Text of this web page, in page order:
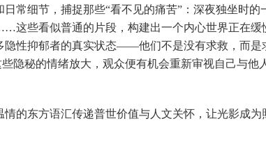
细节，捕捉那些“看不见的痛苦”：深夜独坐时的
这些看似普通的片段，构建出一个内心世界正在缓
隐性抑郁者的真实状态——他们不是没有求救，而是
隐秘的情绪放大，观众便有机会重新审视自己与他
东方语汇传递普世价值与人文关怀，让光影成为